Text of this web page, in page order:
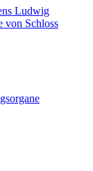
Ludwig
von Schloss